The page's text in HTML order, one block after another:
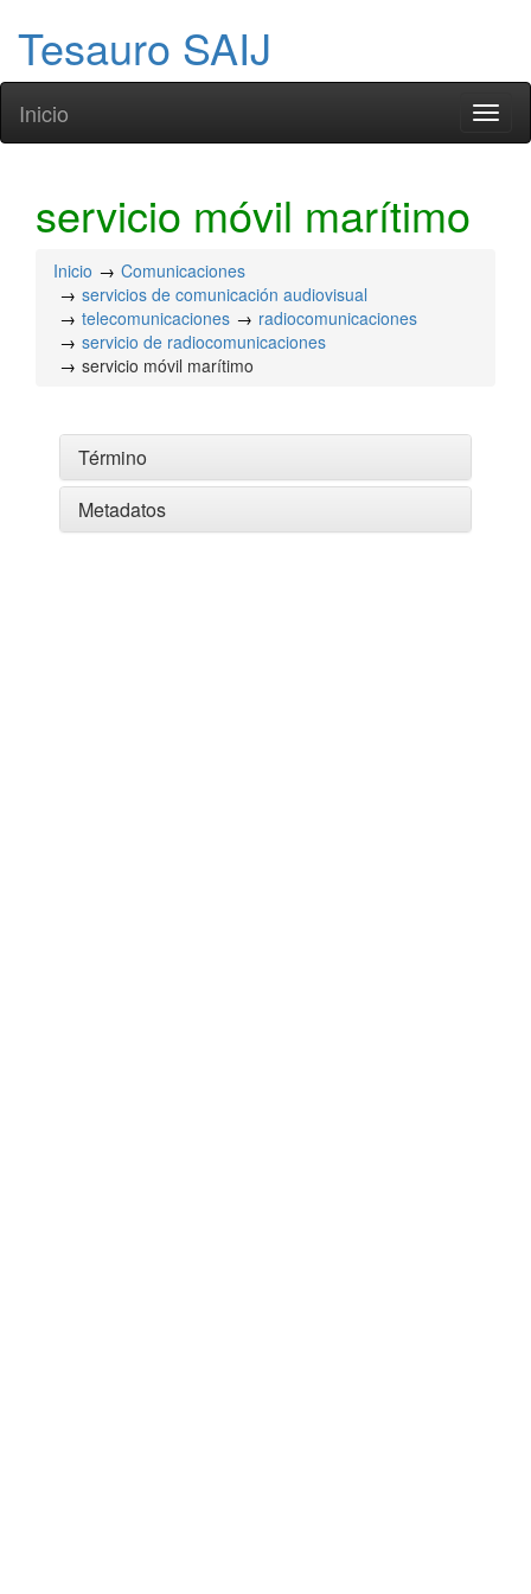
Tesauro SAIJ
Inicio
servicio móvil marítimo
Inicio
Comunicaciones
servicios de comunicación audiovisual
telecomunicaciones
radiocomunicaciones
servicio de radiocomunicaciones
servicio móvil marítimo
Término
Metadatos